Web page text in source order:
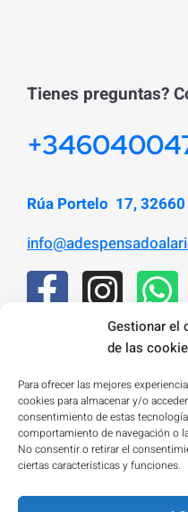
Gestionar el
de las
Para ofrecer las mejores
cookies para almacenar y/o
consentimiento de estas
comportamiento de navegación o
No consentir o retirar el
ciertas características y funciones.
Tienes preguntas?
Rúa Portelo 17,